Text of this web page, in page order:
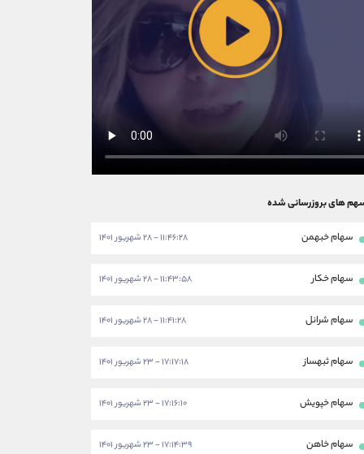
های بروزرسانی شده
سهام خبهمن ۱۱:۴۶:۲۸ - ۲۸ شهریور ۱۴۰۱
سهام خکار ۱۱:۴۳:۵۸ - ۲۸ شهریور ۱۴۰۱
سهام شرانل ۱۱:۴۱:۲۸ - ۲۸ شهریور ۱۴۰۱
سهام ثبهساز ۱۷:۱۷:۱۸ - ۲۳ شهریور ۱۴۰۱
سهام خپویش ۱۷:۱۶:۱۰ - ۲۳ شهریور ۱۴۰۱
سهام خاهن ۱۷:۱۴:۳۹ - ۲۳ شهریور ۱۴۰۱